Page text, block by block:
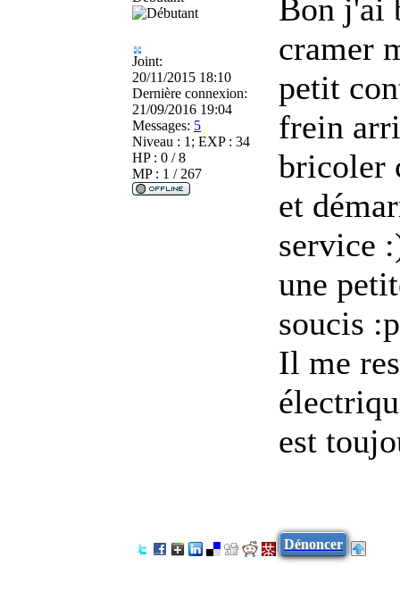
Joint:
20/11/2015 18:10
Dernière connexion:
21/09/2016 19:04
Messages: 5
Niveau : 1; EXP : 34
HP : 0 / 8
MP : 1 / 267
Bon j'ai
cramer
petit
frein
bricoler
et
service
une
soucis :p
Il me
est
Dénoncer